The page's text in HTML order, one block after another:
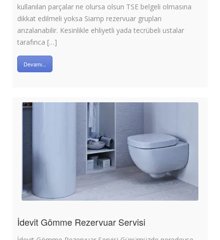
kullanılan parçalar ne olursa olsun TSE belgeli olmasına
dikkat edilmeli yoksa Siamp rezervuar grupları
arızalanabilir. Kesinlikle ehliyetli yada tecrübeli ustalar
tarafınca […]
Devamı...
İdevit Gömme Rezervuar Servisi